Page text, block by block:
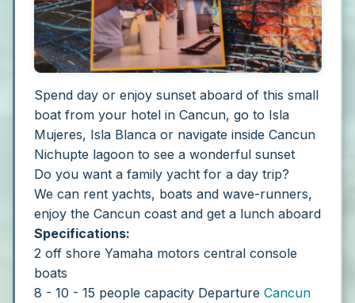
Spend day or enjoy sunset aboard of this small
boat from your hotel in Cancun, go to Isla
Mujeres, Isla Blanca or navigate inside Cancun
Nichupte lagoon to see a wonderful sunset
Do you want a family yacht for a day trip?
We can rent yachts, boats and wave-runners,
enjoy the Cancun coast and get a lunch aboard
Specifications:
2 off shore Yamaha motors central console
boats
8 - 10 - 15 people capacity Departure Cancun